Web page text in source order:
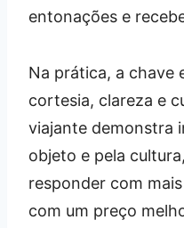
entonações e
Na prática, a chave
cortesia, clareza e
viajante demonstra
objeto e pela
responder com
com um preço